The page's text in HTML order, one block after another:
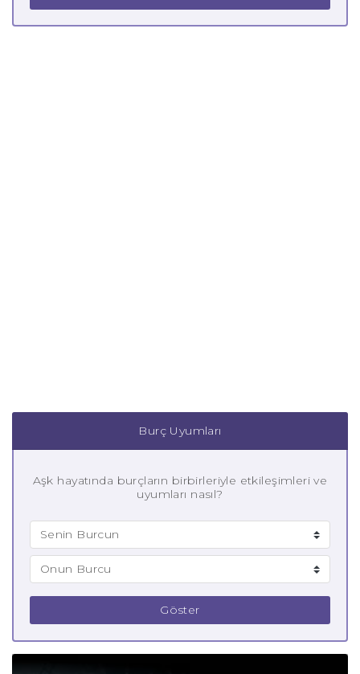
Burç Uyumları
Aşk hayatında burçların birbirleriyle etkileşimleri ve
uyumları nasıl?
Göster